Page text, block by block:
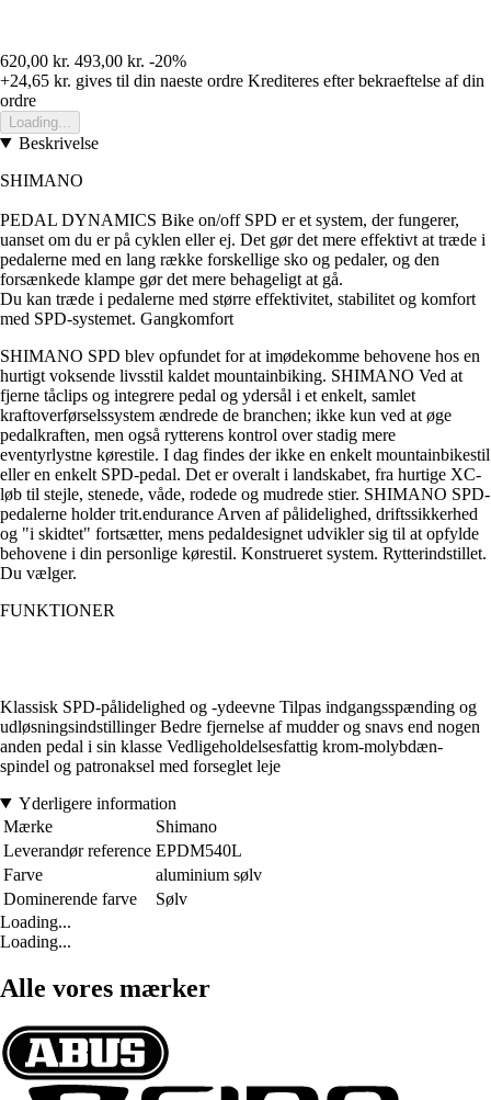
620,00 kr. 493,00 kr. -20%
+24,65 kr. gives til din naeste ordre Krediteres efter bekraeftelse af din
ordre
Loading...
Beskrivelse
SHIMANO
PEDAL DYNAMICS Bike on/off SPD er et system, der fungerer,
uanset om du er på cyklen eller ej. Det gør det mere effektivt at træde i
pedalerne med en lang række forskellige sko og pedaler, og den
forsænkede klampe gør det mere behageligt at gå.
Du kan træde i pedalerne med større effektivitet, stabilitet og komfort
med SPD-systemet. Gangkomfort
SHIMANO SPD blev opfundet for at imødekomme behovene hos en
hurtigt voksende livsstil kaldet mountainbiking. SHIMANO Ved at
fjerne tåclips og integrere pedal og ydersål i et enkelt, samlet
kraftoverførselssystem ændrede de branchen; ikke kun ved at øge
pedalkraften, men også rytterens kontrol over stadig mere
eventyrlystne kørestile. I dag findes der ikke en enkelt mountainbikestil
eller en enkelt SPD-pedal. Det er overalt i landskabet, fra hurtige XC-
løb til stejle, stenede, våde, rodede og mudrede stier. SHIMANO SPD-
pedalerne holder trit.endurance Arven af pålidelighed, driftssikkerhed
og "i skidtet" fortsætter, mens pedaldesignet udvikler sig til at opfylde
behovene i din personlige kørestil. Konstrueret system. Rytterindstillet.
Du vælger.
FUNKTIONER
Klassisk SPD-pålidelighed og -ydeevne Tilpas indgangsspænding og
udløsningsindstillinger Bedre fjernelse af mudder og snavs end nogen
anden pedal i sin klasse Vedligeholdelsesfattig krom-molybdæn-
spindel og patronaksel med forseglet leje
Yderligere information
Mærke
Shimano
Leverandør reference EPDM540L
Farve
aluminium sølv
Dominerende farve
Sølv
Loading...
Loading...
Alle vores mærker